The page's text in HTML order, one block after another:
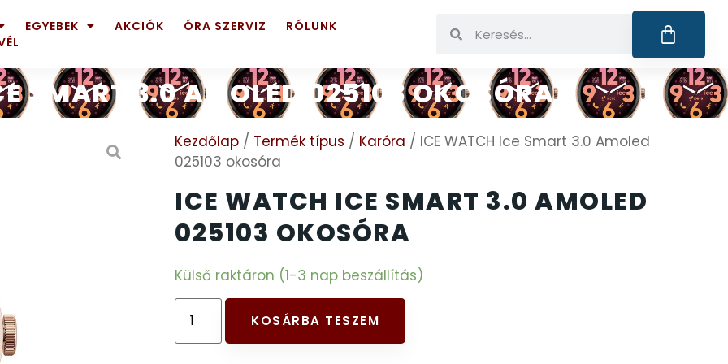
EGYEBEK AKCIÓK ÓRA SZERVIZ
RÓLUNK
SMART 3.0 AMOLED 025103 OKOSÓRA
Kezdőlap / Termék típus / Karóra / ICE WATCH Ice Smart 3.0 Amoled
025103 okosóra
ICE WATCH ICE SMART 3.0 AMOLED
025103 OKOSÓRA
Külső raktáron (1-3 nap beszállítás)
KOSÁRBA TESZEM